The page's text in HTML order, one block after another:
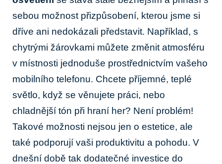
sebou možnost přizpůsobení, kterou jsme si
dříve ani nedokázali představit. Například, s
chytrými žárovkami můžete změnit atmosféru
v místnosti jednoduše prostřednictvím vašeho
mobilního telefonu. Chcete příjemné, teplé
světlo, když se věnujete práci, nebo
chladnější tón při hraní her? Není problém!
Takové možnosti nejsou jen o estetice, ale
také podporují vaši produktivitu a pohodu. V
dnešní době tak dodatečné investice do